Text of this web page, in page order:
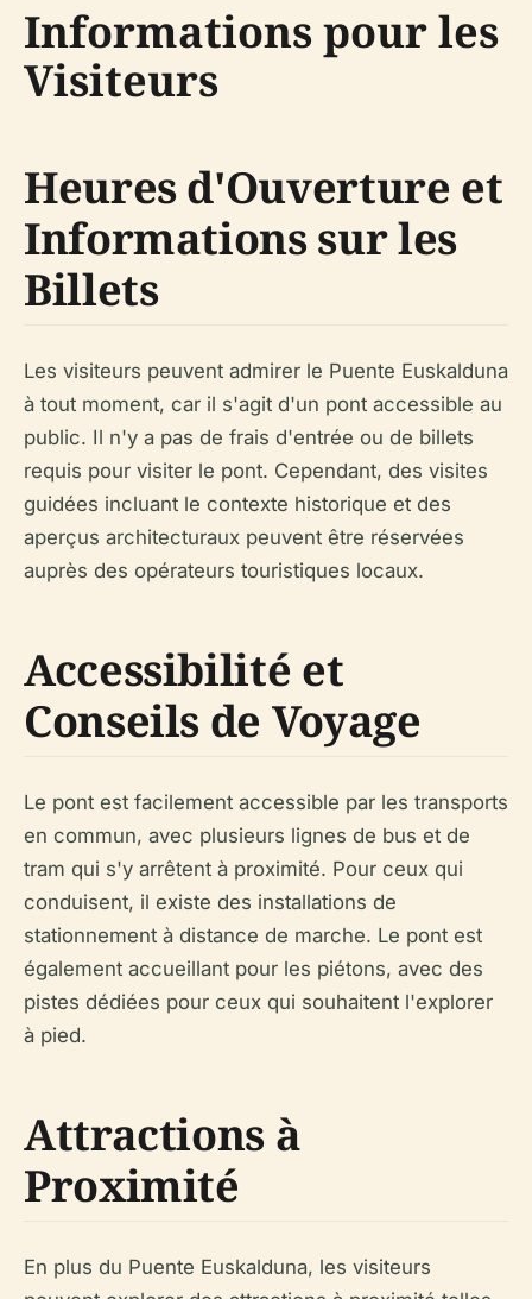
Informations pour les
Visiteurs
Heures d'Ouverture et
Informations sur les
Billets
Les visiteurs peuvent admirer le Puente Euskalduna
à tout moment, car il s'agit d'un pont accessible au
public. Il n'y a pas de frais d'entrée ou de billets
requis pour visiter le pont. Cependant, des visites
guidées incluant le contexte historique et des
aperçus architecturaux peuvent être réservées
auprès des opérateurs touristiques locaux.
Accessibilité et
Conseils de Voyage
Le pont est facilement accessible par les transports
en commun, avec plusieurs lignes de bus et de
tram qui s'y arrêtent à proximité. Pour ceux qui
conduisent, il existe des installations de
stationnement à distance de marche. Le pont est
également accueillant pour les piétons, avec des
pistes dédiées pour ceux qui souhaitent l'explorer
à pied.
Attractions à
Proximité
En plus du Puente Euskalduna, les visiteurs